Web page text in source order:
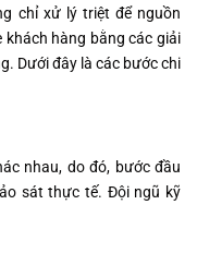
chỉ xử lý triệt để nguồn
khách hàng bằng các giải
Dưới đây là các bước chi
nhau, do đó, bước đầu
sát thực tế. Đội ngũ kỹ